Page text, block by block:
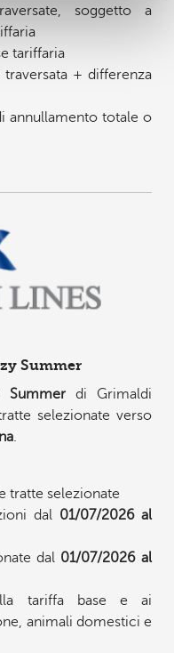
soggetto a
tariffaria
+ differenza
annullamento totale o
Summer
Summerdi Grimaldi
selezionate verso
.
tratte selezionate
dal 01/07/2026 al
dal 01/07/2026 al
tariffa base e ai
animali domestici e